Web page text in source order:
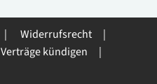
Widerrufsrecht
Verträge kündigen